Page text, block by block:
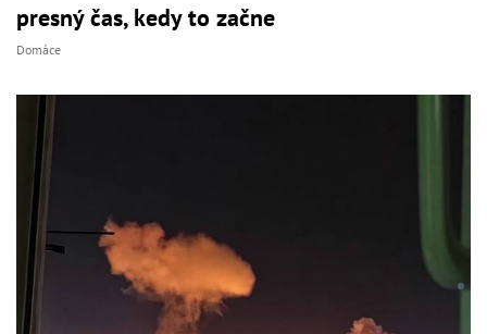
presný čas, kedy to začne
Domáce